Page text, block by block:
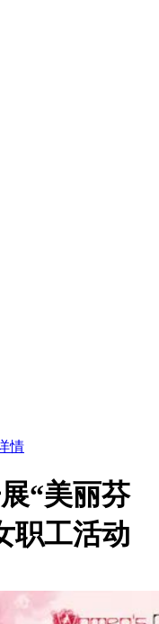
情
“美丽芬
职工活动